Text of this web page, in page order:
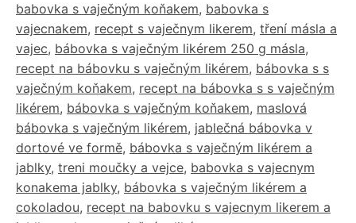
babovka s vaječným koňakem, babovka s
vajecnakem, recept s vaječnym likerem, tření másla a
vajec, bábovka s vaječným likérem 250 g másla,
recept na bábovku s vaječným likérem, bábovka s s
vaječným koňakem, recept na bábovka s s vaječným
likérem, bábovka s vaječným koňakem, maslová
bábovka s vaječným likérem, jablečná bábovka v
dortové ve formě, bábovka s vaječným likérem a
jablky, treni moučky a vejce, babovka s vajecnym
konakema jablky, bábovka s vaječným likérem a
cokoladou, recept na babovku s vajecnym likerem a